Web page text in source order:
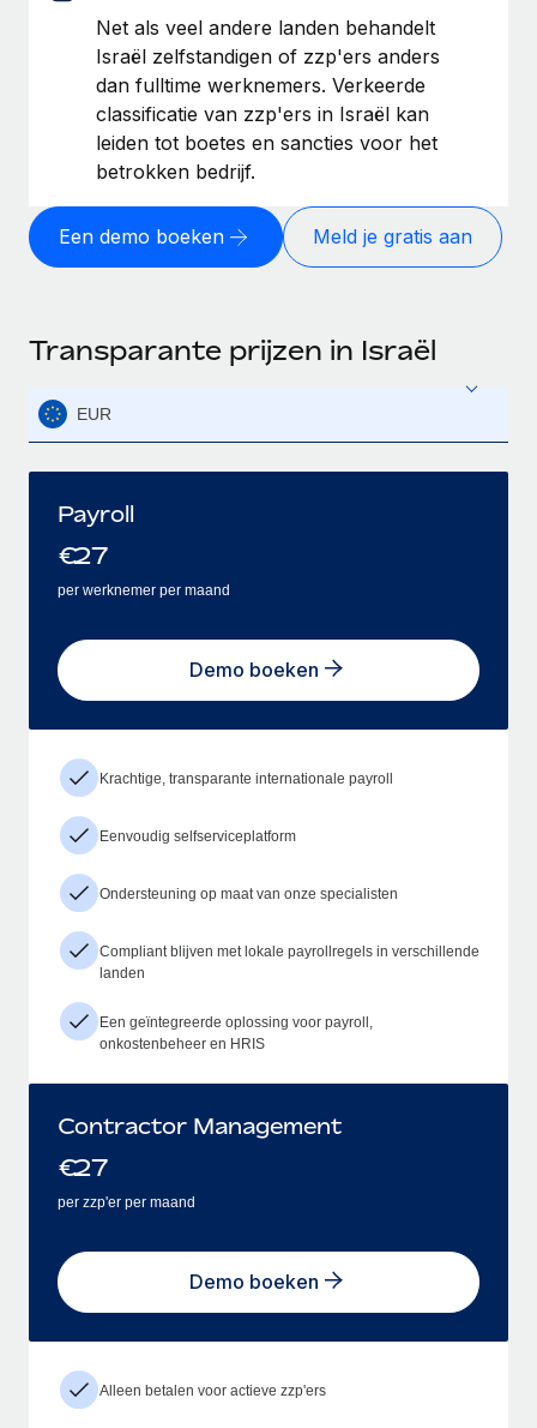
Net als veel andere landen behandelt
Israël zelfstandigen of zzp'ers anders
dan fulltime werknemers. Verkeerde
classificatie van zzp'ers in Israël kan
leiden tot boetes en sancties voor het
betrokken bedrijf.
Een demo boeken Meld je gratis aan
Transparante prijzen in Israël
EUR
Payroll
€27
per werknemer per maand
Demo boeken
Krachtige, transparante internationale payroll
Eenvoudig selfserviceplatform
Ondersteuning op maat van onze specialisten
Compliant blijven met lokale payrollregels in verschillende
landen
Een geïntegreerde oplossing voor payroll,
onkostenbeheer en HRIS
Contractor Management
€27
per zzp'er per maand
Demo boeken
Alleen betalen voor actieve zzp'ers